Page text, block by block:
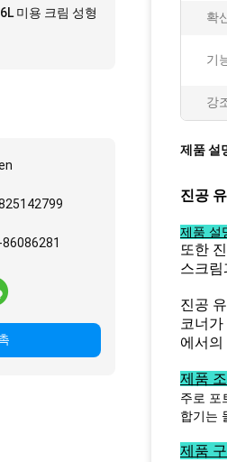
미용 크림 성형
확
기
강
제품 설
진공
제품 설
또한
스크림
진공
코너
에서
제품
주로 포
합기는
제품